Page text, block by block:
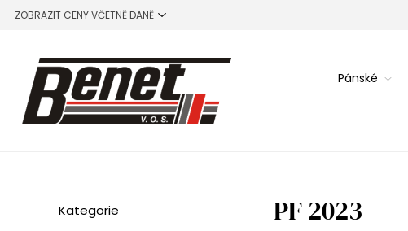
Pánské
Kategorie PF 2023